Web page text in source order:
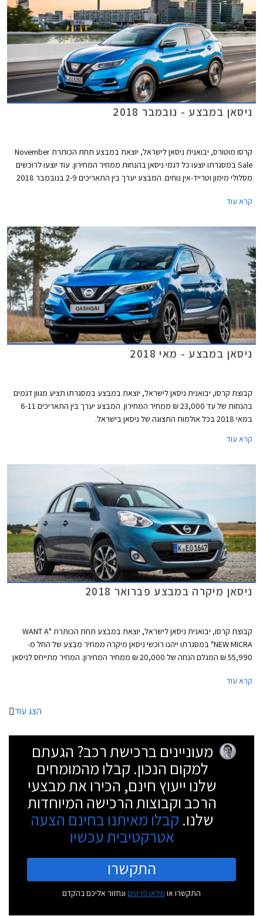
ניסאן במבצע - נובמבר 2018
קרסו מוטורס, יבואנית ניסאן לישראל, יוצאת במבצע תחת הכותרת November
Sale במסגרתו יוצעו כל דגמי ניסאן בהנחות ממחיר המחירון. עוד יוצעו לרוכשים
מסלולי מימון וטרייד-אין נוחים. המבצע יערך בין התאריכים 2-9 בנובמבר 2018
קרא עוד
ניסאן במבצע - מאי 2018
קבוצת קרסו, יבואנית ניסאן לישראל, יוצאת במבצע במסגרתו תציע מגוון דגמים
בהנחות של עד 23,000 ₪ ממחיר המחירון. המבצע יערך בין התאריכים 6-11
במאי 2018 בכל אולמות התצוגה של ניסאן בישראל.
קרא עוד
ניסאן מיקרה במבצע פברואר 2018
קבוצת קרסו, יבואנית ניסאן לישראל, יוצאת במבצע תחת הכותרת "WANT A
NEW MICRA" במסגרתו ייהנו רוכשי ניסאן מיקרה ממחיר מבצע של החל מ-
55,990 ₪ המגלם הנחה של 20,000 ₪ ממחיר המחירון. המחיר מתייחס לניסאן
קרא עוד
הצג עוד
מעוניינים ברכישת רכב? הגעתם
למקום הנכון. קבלו מהמומחים
שלנו ייעוץ חינם, הכירו את מבצעי
הרכב וקבוצות הרכישה המיוחדות
שלנו. קבלו מאיתנו בחינם הצעה
אטרקטיבית עכשיו
התקשרו
התקשרו או מלאו פרטים ונחזור אליכם בהקדם